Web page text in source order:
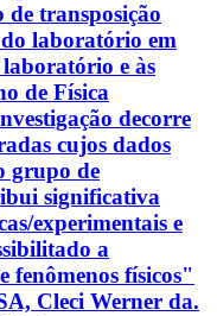
de transposição
laboratório em
e às
de Física
decorre
cujos dados
grupo de
significativa
experimentais e
a
fenômenos físicos"
Cleci Werner da.